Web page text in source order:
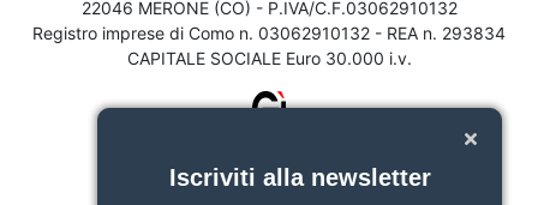
22046 MERONE (CO) - P.IVA/C.F.03062910132
Registro imprese di Como n. 03062910132 - REA n. 293834
CAPITALE SOCIALE Euro 30.000 i.v.
Iscriviti alla newsletter